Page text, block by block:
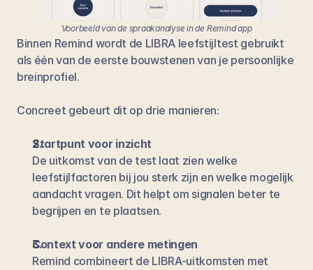
Voorbeeld van de spraakanalyse in de Remind app
Binnen Remind wordt de LIBRA leefstijltest gebruikt
als één van de eerste bouwstenen van je persoonlijke
breinprofiel.
Concreet gebeurt dit op drie manieren:
Startpunt voor inzicht
De uitkomst van de test laat zien welke
leefstijlfactoren bij jou sterk zijn en welke mogelijk
aandacht vragen. Dit helpt om signalen beter te
begrijpen en te plaatsen.
Context voor andere metingen
Remind combineert de LIBRA-uitkomsten met